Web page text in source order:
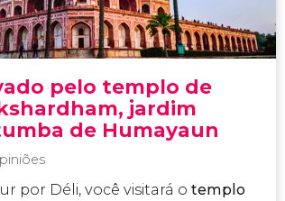
pelo templo de
jardim
de Humayaun
por Déli, você visitará o templo